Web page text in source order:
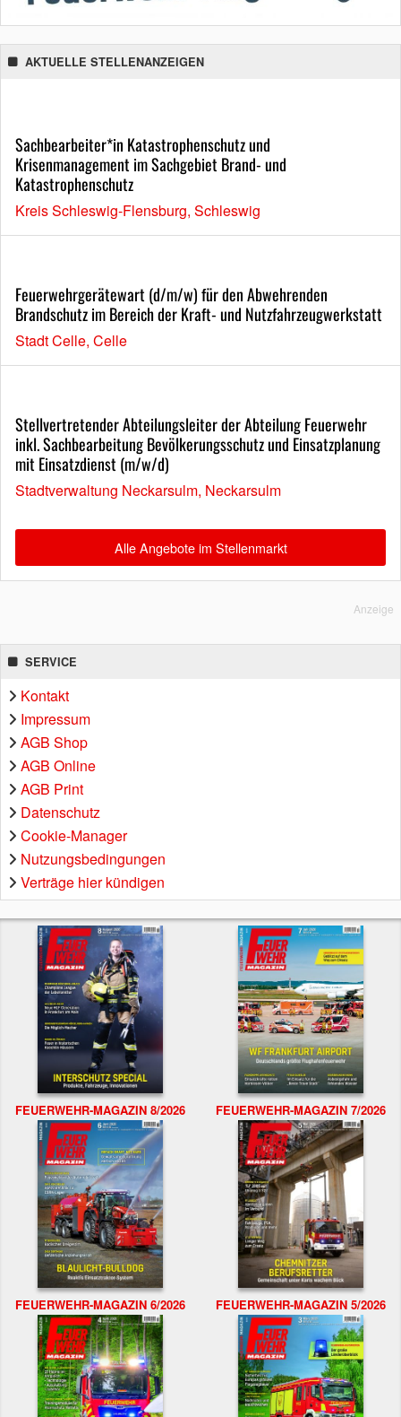
AKTUELLE STELLENANZEIGEN
Sachbearbeiter*in Katastrophenschutz und
Krisenmanagement im Sachgebiet Brand- und
Katastrophenschutz
Kreis Schleswig-Flensburg, Schleswig
Feuerwehrgerätewart (d/m/w) für den Abwehrenden
Brandschutz im Bereich der Kraft- und Nutzfahrzeugwerkstatt
Stadt Celle, Celle
Stellvertretender Abteilungsleiter der Abteilung Feuerwehr
inkl. Sachbearbeitung Bevölkerungsschutz und Einsatzplanung
mit Einsatzdienst (m/w/d)
Stadtverwaltung Neckarsulm, Neckarsulm
Alle Angebote im Stellenmarkt
Anzeige
SERVICE
Kontakt
Impressum
AGB Shop
AGB Online
AGB Print
Datenschutz
Cookie-Manager
Nutzungsbedingungen
Verträge hier kündigen
FEUERWEHR-MAGAZIN 8/2026 FEUERWEHR-MAGAZIN 7/2026
FEUERWEHR-MAGAZIN 6/2026 FEUERWEHR-MAGAZIN 5/2026